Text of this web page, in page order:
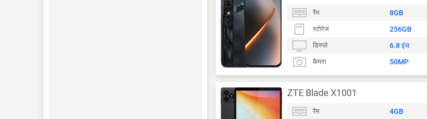
रैम 8GB
स्टोरेज 256GB
डिस्प्ले 6.8 इंच
कैमरा 50MP
ZTE Blade X1001
रैम 4GB